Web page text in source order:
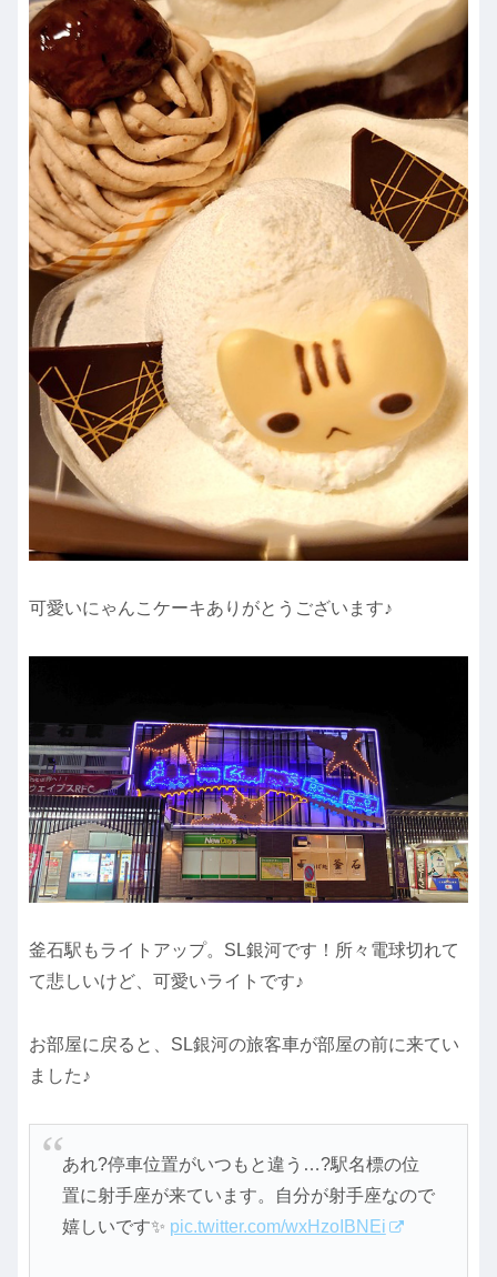
可愛いにゃんこケーキありがとうございます♪
釜石駅もライトアップ。SL銀河です！所々電球切れて
て悲しいけど、可愛いライトです♪
お部屋に戻ると、SL銀河の旅客車が部屋の前に来てい
ました♪
あれ?停車位置がいつもと違う…?駅名標の位
置に射手座が来ています。自分が射手座なので
嬉しいです✨ pic.twitter.com/wxHzoIBNEi